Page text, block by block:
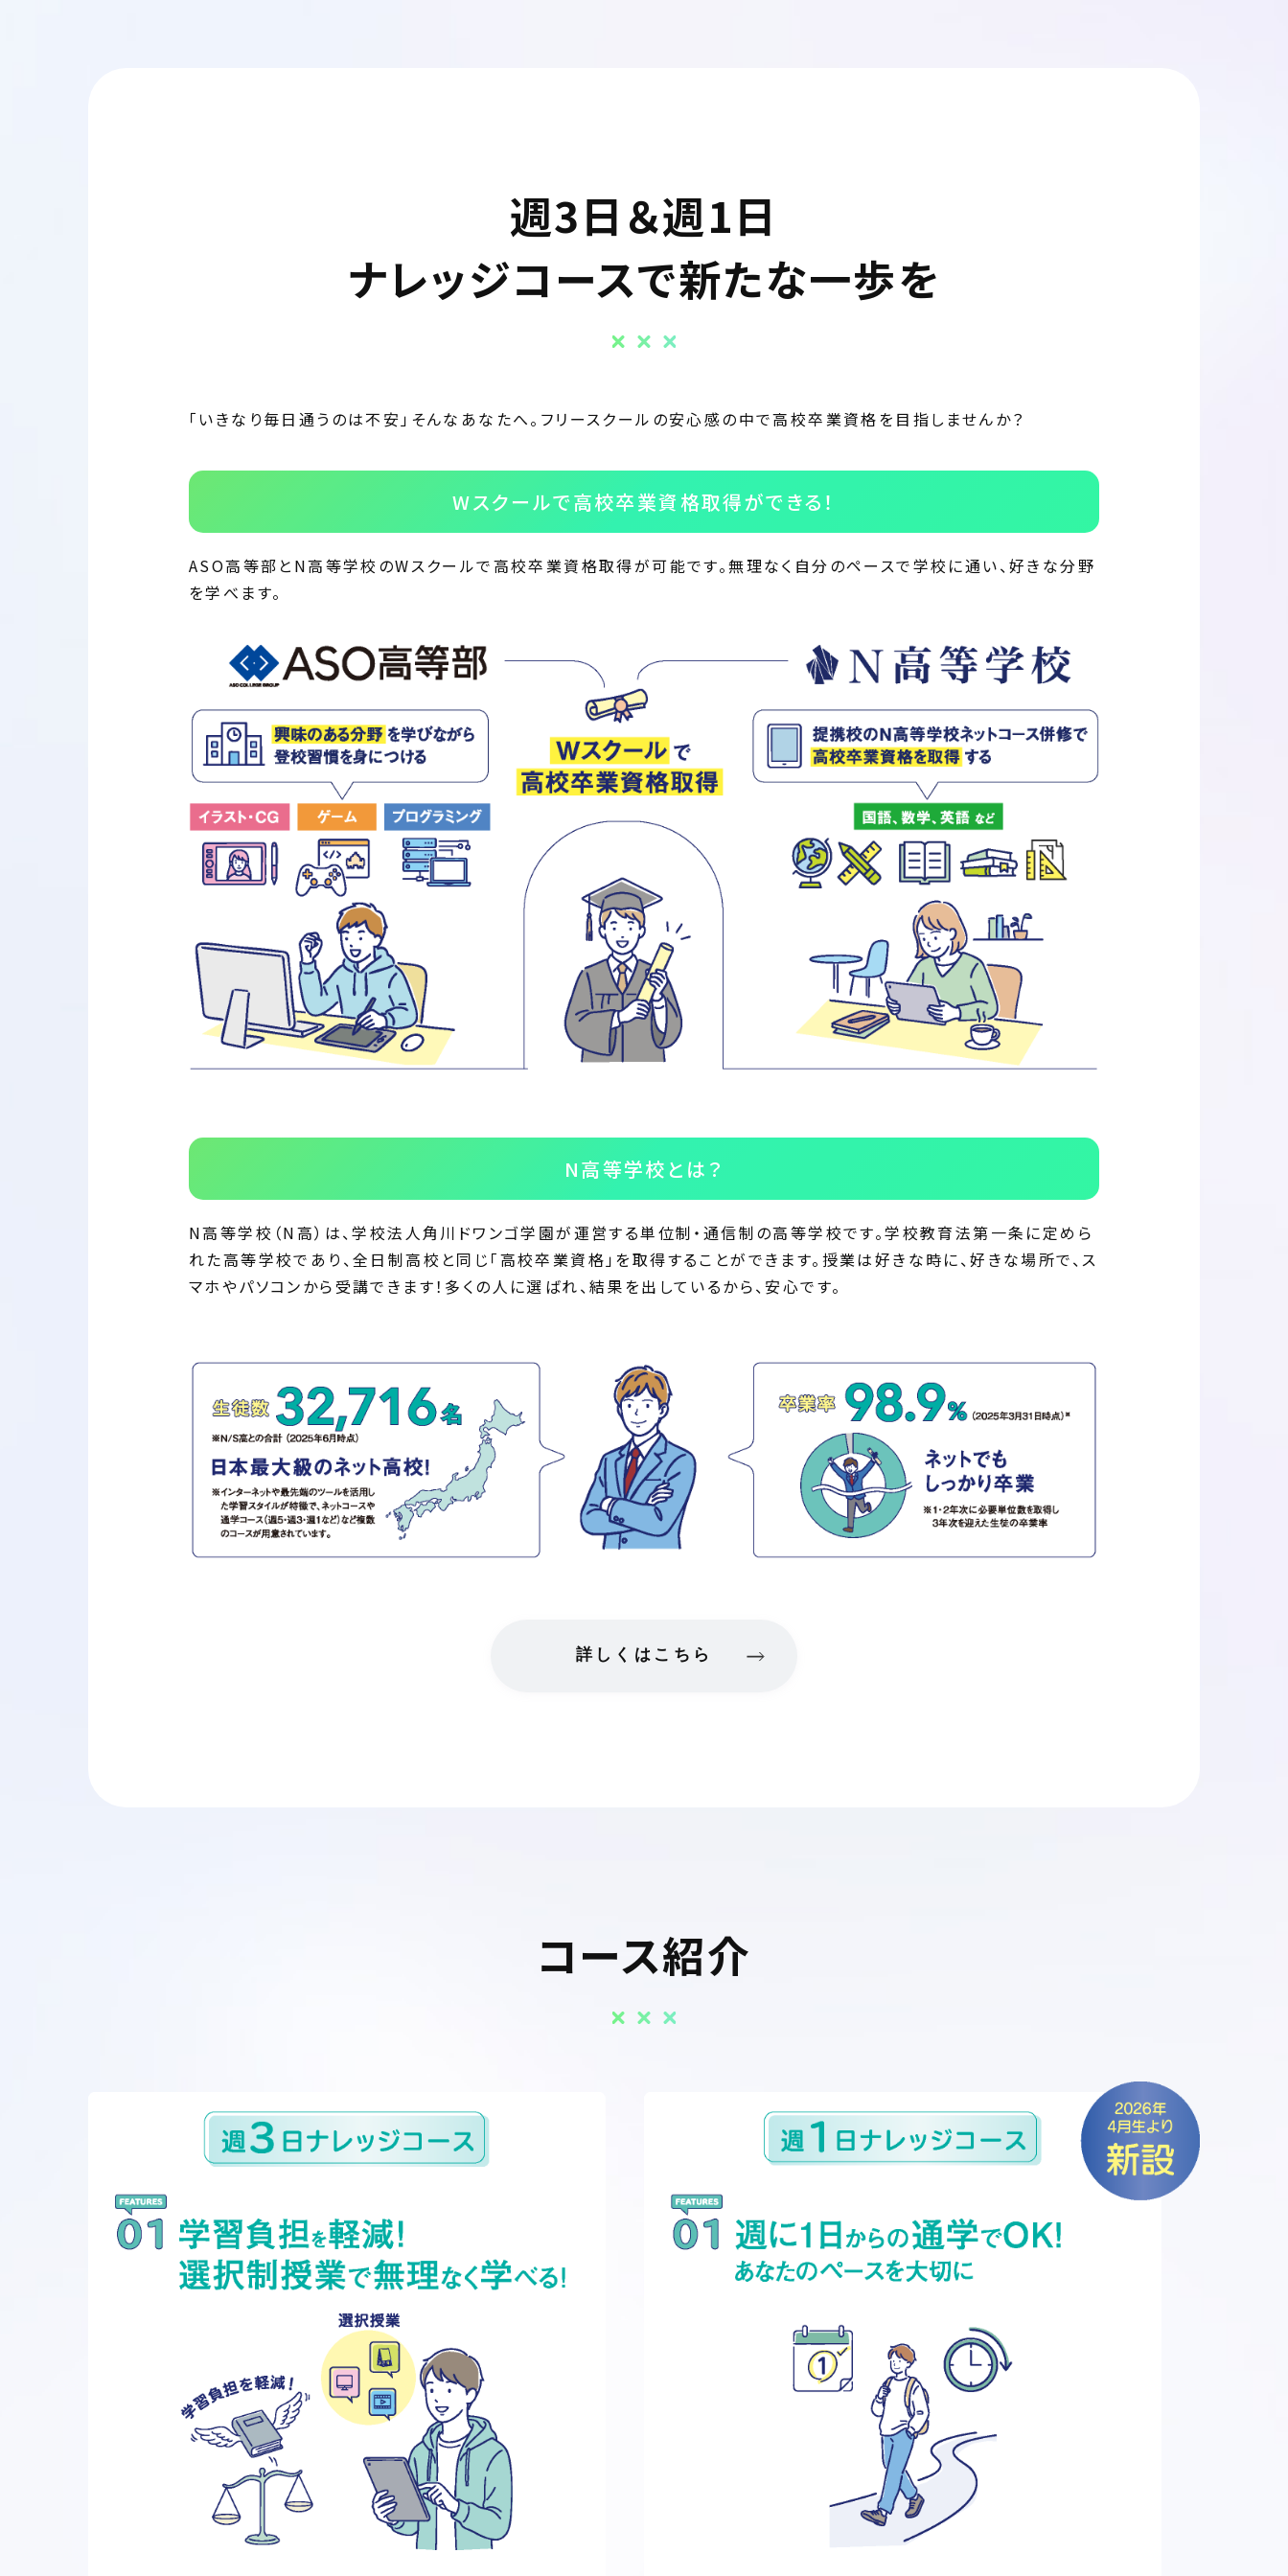
週3日＆週1日
ナレッジコースで新たな一歩を
「いきなり毎日通うのは不安」そんなあなたへ。フリースクールの安心感の中で高校卒業資格を目指しませんか？
Wスクールで高校卒業資格取得ができる！
ASO高等部とN高等学校のWスクールで高校卒業資格取得が可能です。無理なく自分のペースで学校に通い、好きな分野
を学べます。
N高等学校とは？
N高等学校（N高）は、学校法人角川ドワンゴ学園が運営する単位制・通信制の高等学校です。学校教育法第一条に定めら
れた高等学校であり、全日制高校と同じ「高校卒業資格」を取得することができます。授業は好きな時に、好きな場所で、ス
マホやパソコンから受講できます！多くの人に選ばれ、結果を出しているから、安心です。
詳しくはこちら
コース紹介